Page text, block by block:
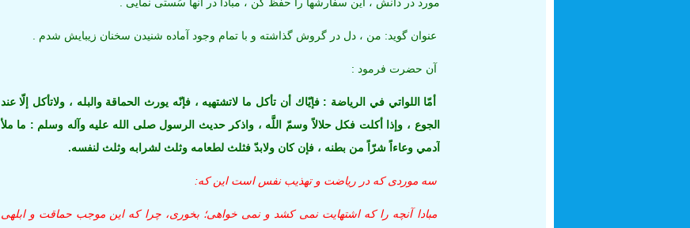
عنوان گويد: من ، دل در گروش گذاشته و با تمام وجود آماده شنيدن سخنان زيبايش شدم .
آن حضرت فرمود :
أمّا اللواتي في الرياضة : فإيّاك أن تأكل ما لاتشتهيه ، فإنّه يورث الحماقة والبله ، ولاتأكل إلّا عند
الجوع ، وإذا أكلت فكل حلالاً وسمّ اللَّه ، واذكر حديث الرسول صلى الله عليه وآله وسلم : ما ملأ
آدمي وعاءاً شرّاً من بطنه ، فإن كان ولابدّ فثلث لطعامه وثلث لشرابه وثلث لنفسه.
سه موردى كه در رياضت و تهذيب نفس است اين كه:
مبادا آنچه را كه اشتهايت نمى‏ كشد و نمى ‏خواهى؛ بخورى، چرا كه اين موجب حماقت و ابلهى